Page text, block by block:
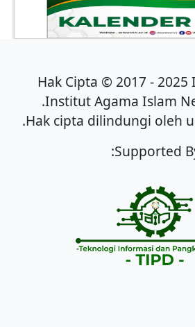
Hak Cipta © 2017 - 2025
Institut Agama Islam
Hak cipta dilindungi oleh
Supported